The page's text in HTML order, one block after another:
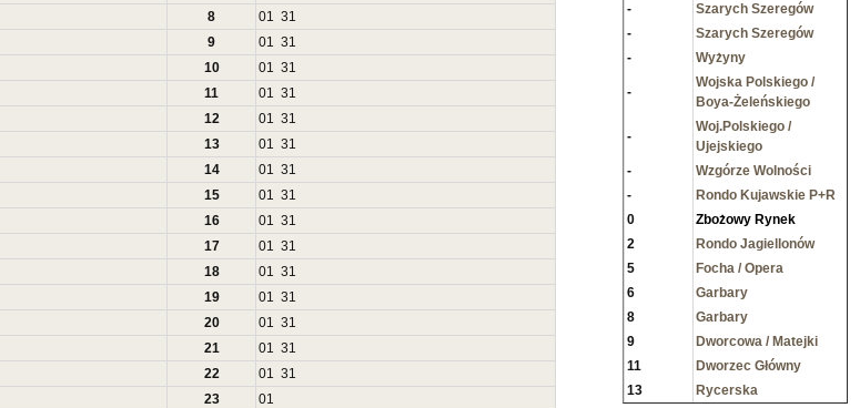
8 01 31
9 01 31
10 01 31
11 01 31
12 01 31
13 01 31
14 01 31
15 01 31
16 01 31
17 01 31
18 01 31
19 01 31
20 01 31
21 01 31
22 01 31
23
01
-
Szarych Szeregów
-
Szarych Szeregów
-
Wyżyny
-
Wojska Polskiego /
Boya-Żeleńskiego
-
Woj.Polskiego /
Ujejskiego
-
Wzgórze Wolności
-
Rondo Kujawskie P+R
0
Zbożowy Rynek
2
Rondo Jagiellonów
5
Focha / Opera
6
Garbary
8
Garbary
9
Dworcowa / Matejki
11
Dworzec Główny
13
Rycerska